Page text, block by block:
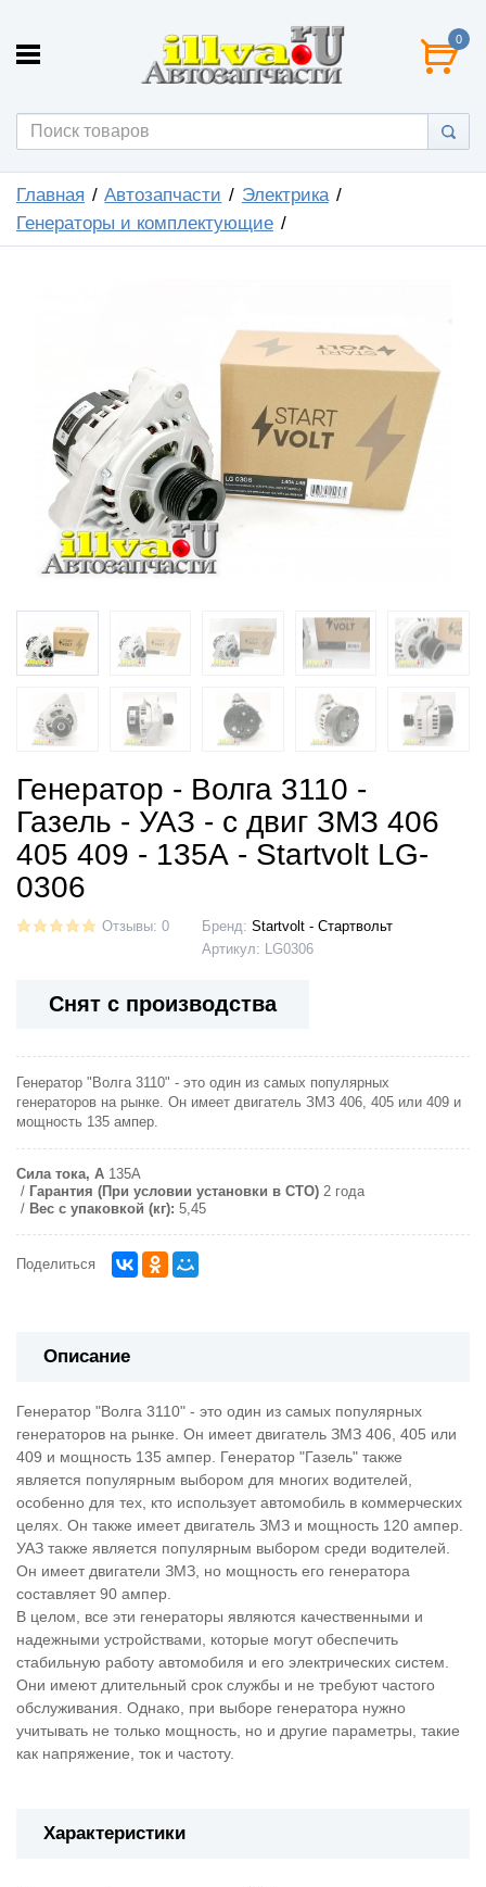
0
Главная Автозапчасти
Электрика
Генераторы и комплектующие
Генератор - Волга 3110 -
Газель - УАЗ - с двиг ЗМЗ 406
405 409 - 135А - Startvolt LG-
0306
Отзывы: 0 Бренд: Startvolt - Стартвольт
Артикул: LG0306
Снят с производства
Генератор "Волга 3110" - это один из самых популярных
генераторов на рынке. Он имеет двигатель ЗМЗ 406, 405 или 409 и
мощность 135 ампер.
Сила тока, А 135А
Гарантия (При условии установки в СТО) 2 года
Вес с упаковкой (кг): 5,45
Поделиться
Описание
Генератор "Волга 3110" - это один из самых популярных
генераторов на рынке. Он имеет двигатель ЗМЗ 406, 405 или
409 и мощность 135 ампер. Генератор "Газель" также
является популярным выбором для многих водителей,
особенно для тех, кто использует автомобиль в коммерческих
целях. Он также имеет двигатель ЗМЗ и мощность 120 ампер.
УАЗ также является популярным выбором среди водителей.
Он имеет двигатели ЗМЗ, но мощность его генератора
составляет 90 ампер.
В целом, все эти генераторы являются качественными и
надежными устройствами, которые могут обеспечить
стабильную работу автомобиля и его электрических систем.
Они имеют длительный срок службы и не требуют частого
обслуживания. Однако, при выборе генератора нужно
учитывать не только мощность, но и другие параметры, такие
как напряжение, ток и частоту.
Характеристики